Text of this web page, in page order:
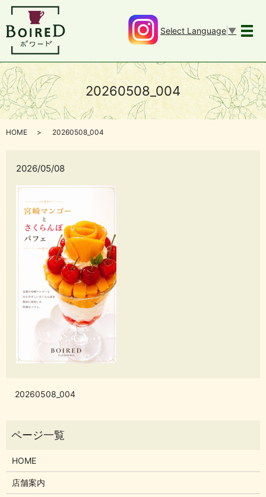
メ
Select Language ▼
20260508_004
HOME 20260508_004
2026/05/08
20260508_004
HOME
店舗案内